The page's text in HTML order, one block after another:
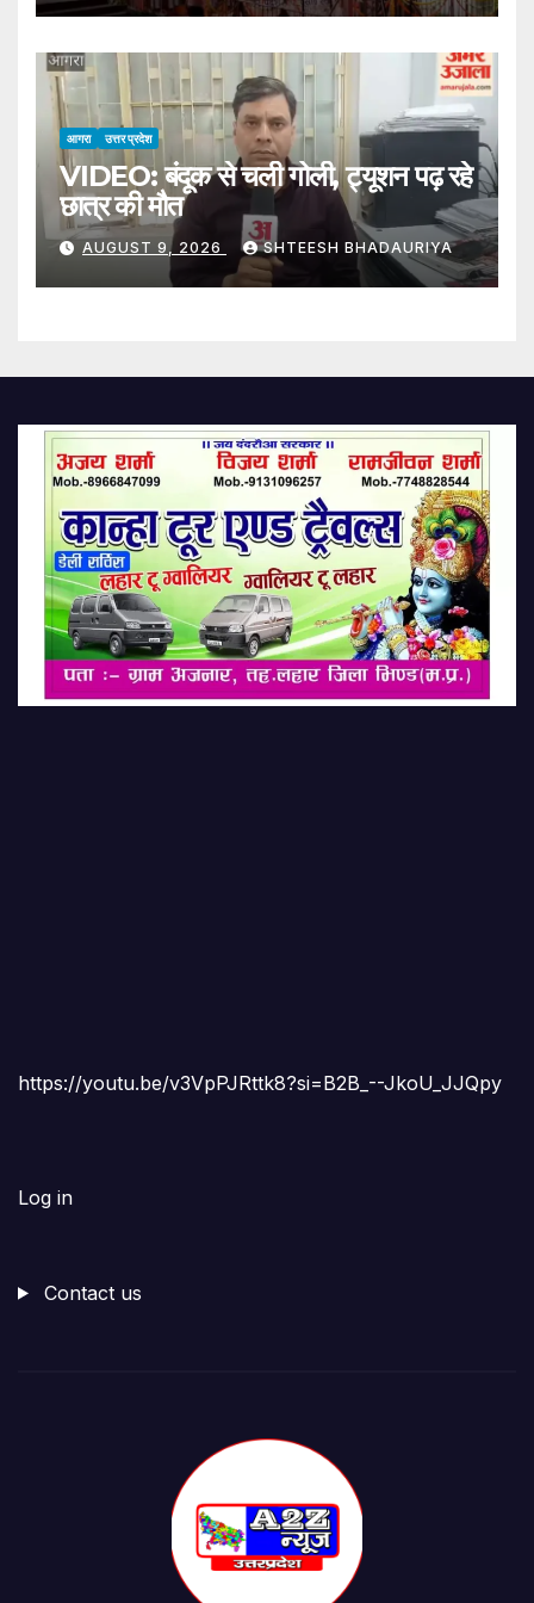
आगरा उत्तर प्रदेश
VIDEO: बंदूक से चली गोली, ट्यूशन पढ़ रहे
छात्र की मौत
AUGUST 9, 2026 SHTEESH BHADAURIYA
https://youtu.be/v3VpPJRttk8?si=B2B_--JkoU_JJQpy
Log in
Contact us